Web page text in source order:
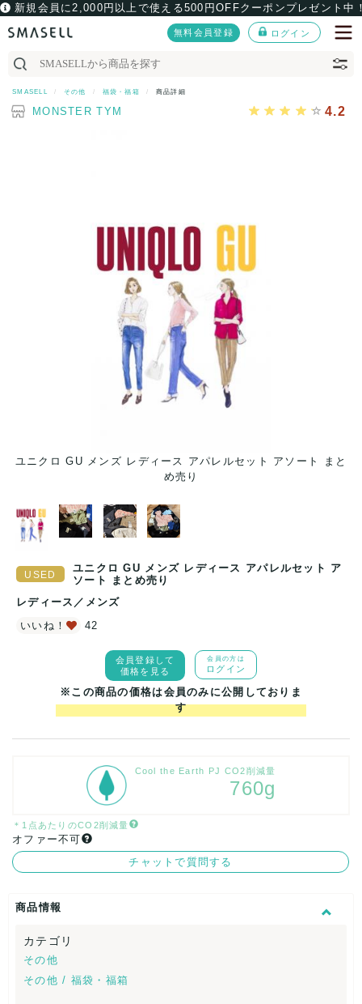
新規会員に2,000円以上で使える500円OFFクーポンプレゼント中
無料会員登録 ログイン
SMASELL その他 福袋・福箱 商品詳細
MONSTER TYM 4.2
ユニクロ GU メンズ レディース アパレルセット アソート まと
め売り
ユニクロ GU メンズ レディース アパレルセット ア
ソート まとめ売り
レディース ／ メンズ
いいね！
42
会員登録して
価格を見る
会員の方は
ログイン
※この商品の価格は会員のみに公開しておりま
す
Cool the Earth PJ CO2削減量
760g
＊1点あたりのCO2削減量
オファー不可
チャットで質問する
商品情報
カテゴリ
その他
その他 / 福袋・福箱